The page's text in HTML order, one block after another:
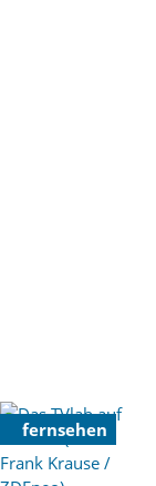
fernsehen